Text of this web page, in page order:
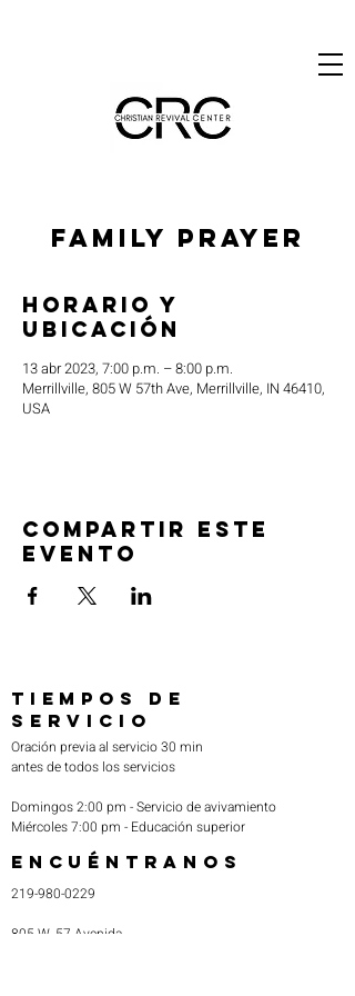
Family Prayer
Horario y
ubicación
13 abr 2023, 7:00 p.m. – 8:00 p.m.
Merrillville, 805 W 57th Ave, Merrillville, IN 46410,
USA
Compartir este
evento
TIEMPOS DE
SERVICIO
Oración previa al servicio 30 min
antes de todos los servicios
Domingos 2:00 pm - Servicio de avivamiento
Miércoles 7:00 pm - Educación superior
ENCUÉNTRANOS
219-980-0229
805 W. 57 Avenida